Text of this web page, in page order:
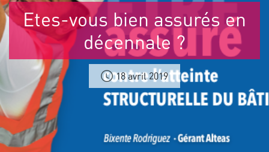
Etes-vous bien assurés en
décennale ?
18 avril 2019